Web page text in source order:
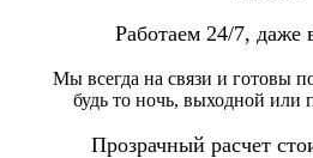
Работаем 24/7, даже
Мы всегда на связи и готовы
будь то ночь, выходной или
Прозрачный расчет